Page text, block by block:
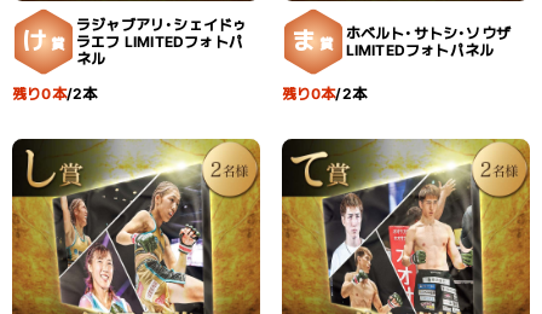
け 賞
ラジャブアリ・シェイドゥ
ラエフ LIMITEDフォトパ
ネル
残り0本/2本
ま 賞
ホベルト・サトシ・ソウザ
LIMITEDフォトパネル
残り0本/2本